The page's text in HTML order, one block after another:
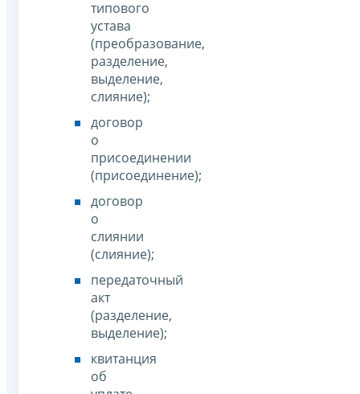
типового
устава
(преобразование,
разделение,
выделение,
слияние);
договор
о
присоединении
(присоединение);
договор
о
слиянии
(слияние);
передаточный
акт
(разделение,
выделение);
квитанция
об